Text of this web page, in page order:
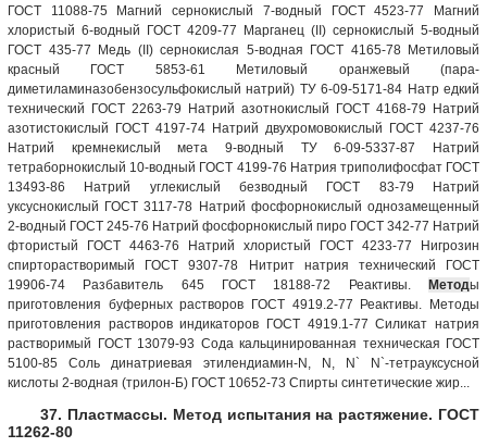
ГОСТ 11088-75 Магний сернокислый 7-водный ГОСТ 4523-77 Магний
хлористый 6-водный ГОСТ 4209-77 Марганец (II) сернокислый 5-водный
ГОСТ 435-77 Медь (II) сернокислая 5-водная ГОСТ 4165-78 Метиловый
красный ГОСТ 5853-61 Метиловый оранжевый (пара-
диметиламиназобензосульфокислый натрий) ТУ 6-09-5171-84 Натр едкий
технический ГОСТ 2263-79 Натрий азотнокислый ГОСТ 4168-79 Натрий
азотистокислый ГОСТ 4197-74 Натрий двухромовокислый ГОСТ 4237-76
Натрий кремнекислый мета 9-водный ТУ 6-09-5337-87 Натрий
тетраборнокислый 10-водный ГОСТ 4199-76 Натрия триполифосфат ГОСТ
13493-86 Натрий углекислый безводный ГОСТ 83-79 Натрий
уксуснокислый ГОСТ 3117-78 Натрий фосфорнокислый однозамещенный
2-водный ГОСТ 245-76 Натрий фосфорнокислый пиро ГОСТ 342-77 Натрий
фтористый ГОСТ 4463-76 Натрий хлористый ГОСТ 4233-77 Нигрозин
спирторастворимый ГОСТ 9307-78 Нитрит натрия технический ГОСТ
19906-74 Разбавитель 645 ГОСТ 18188-72 Реактивы. Методы
приготовления буферных растворов ГОСТ 4919.2-77 Реактивы. Методы
приготовления растворов индикаторов ГОСТ 4919.1-77 Силикат натрия
растворимый ГОСТ 13079-93 Сода кальцинированная техническая ГОСТ
5100-85 Соль динатриевая этилендиамин-N, N, N` N`-тетрауксусной
кислоты 2-водная (трилон-Б) ГОСТ 10652-73 Спирты синтетические жир...
37. Пластмассы. Метод испытания на растяжение. ГОСТ
11262-80